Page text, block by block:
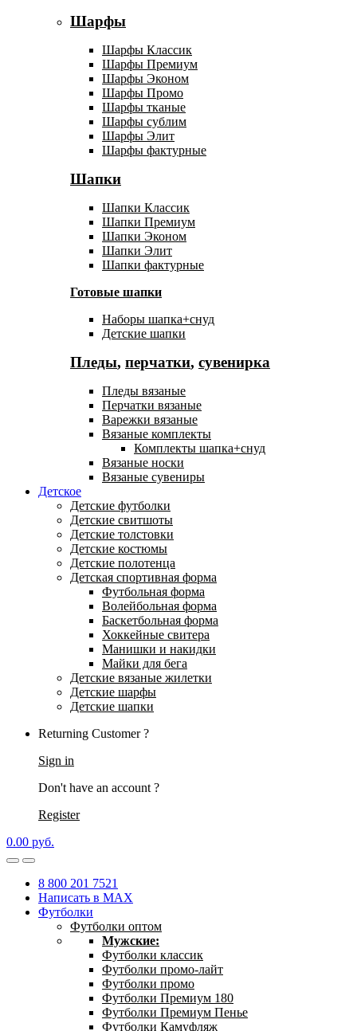
Шарфы
Шарфы Классик
Шарфы Премиум
Шарфы Эконом
Шарфы Промо
Шарфы тканые
Шарфы сублим
Шарфы Элит
Шарфы фактурные
Шапки
Шапки Классик
Шапки Премиум
Шапки Эконом
Шапки Элит
Шапки фактурные
Готовые шапки
Наборы шапка+снуд
Детские шапки
Пледы, перчатки, сувенирка
Пледы вязаные
Перчатки вязаные
Варежки вязаные
Вязаные комплекты
Комплекты шапка+снуд
Вязаные носки
Вязаные сувениры
Детское
Детские футболки
Детские свитшоты
Детские толстовки
Детские костюмы
Детские полотенца
Детская спортивная форма
Футбольная форма
Волейбольная форма
Баскетбольная форма
Хоккейные свитера
Манишки и накидки
Майки для бега
Детские вязаные жилетки
Детские шарфы
Детские шапки
Returning Customer ?
Sign in
Don't have an account ?
Register
0.00 руб.
8 800 201 7521
Написать в MAX
Футболки
Футболки оптом
Мужские:
Футболки классик
Футболки промо-лайт
Футболки промо
Футболки Премиум 180
Футболки Премиум Пенье
Футболки Камуфляж